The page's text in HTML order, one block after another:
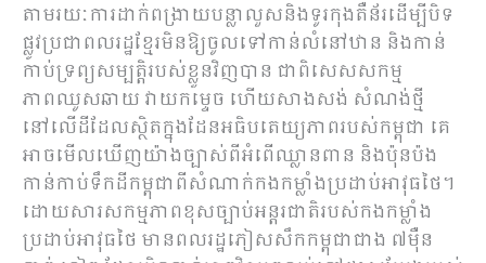
តាមរយៈការដាក់ពង្រាយបន្លាលួសនិងទូរកុងតឺន័រដើម្បីបិទ
ផ្លូវប្រជាពលរដ្ឋខ្មែរមិនឱ្យចូលទៅកាន់លំនៅឋាន និងកាន់
កាប់ទ្រព្យសម្បត្តិរបស់ខ្លួនវិញបាន ជាពិសេសសកម្ម
ភាពឈូសឆាយ វាយកម្ទេច ហើយសាងសង់ សំណង់ថ្មី
នៅលើដីដែលស្ថិតក្នុងដែនអធិបតេយ្យភាពរបស់កម្ពុជា គេ
អាចមើលឃើញយ៉ាងច្បាស់ពីអំពើឈ្លានពាន និងប៉ុនប៉ង
កាន់កាប់ទឹកដីកម្ពុជាពីសំណាក់កងកម្លាំងប្រដាប់អាវុធថៃ។
ដោយសារសកម្មភាពខុសច្បាប់អន្តរជាតិរបស់កងកម្លាំង
ប្រដាប់អាវុធថៃ មានពលរដ្ឋភៀសសឹកកម្ពុជាជាង ៧ម៉ឺន